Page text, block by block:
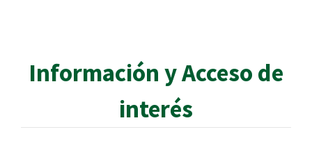
Información y Acceso de
interés